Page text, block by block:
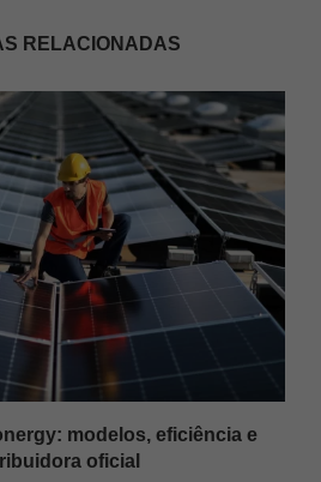
RELACIONADAS
modelos, eficiência e
oficial